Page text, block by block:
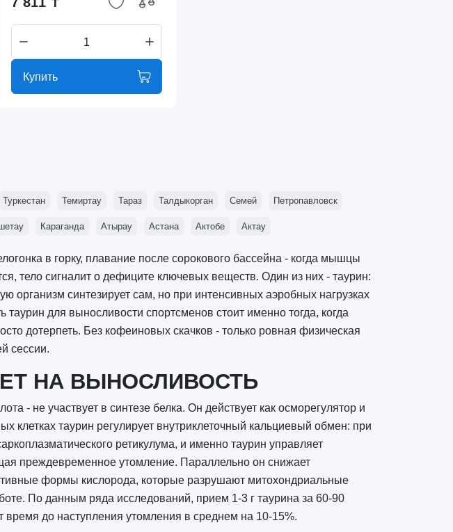
Купить
Туркестан Темиртау Тараз Талдыкорган Семей Петропавловск
Караганда Атырау Астана Актобе Актау
в горку, плавание после сорокового бассейна - когда мышцы
тело сигналит о дефиците ключевых веществ. Один из них - таурин:
организм синтезирует сам, но при интенсивных аэробных нагрузках
таурин для выносливости спортсменов стоит именно тогда, когда
дотерпеть. Без кофеиновых скачков - только ровная физическая
сессии.
НА ВЫНОСЛИВОСТЬ
- не участвует в синтезе белка. Он действует как осморегулятор и
клетках таурин регулирует внутриклеточный кальциевый обмен: при
ретикулума, и именно таурин управляет
преждевременное утомление. Параллельно он снижает
формы кислорода, которые разрушают митохондриальные
По данным ряда исследований, прием 1-3 г таурина за 60-90
время до наступления утомления в среднем на 10-15%.